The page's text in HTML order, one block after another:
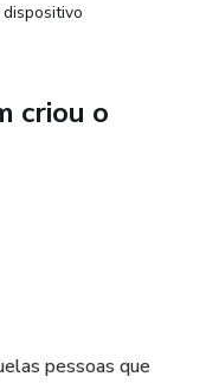
criou o
pessoas que